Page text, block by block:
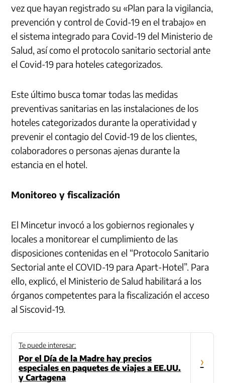
vez que hayan registrado su «Plan para la vigilancia,
prevención y control de Covid-19 en el trabajo» en
el sistema integrado para Covid-19 del Ministerio de
Salud, así como el protocolo sanitario sectorial ante
el Covid-19 para hoteles categorizados.
Este último busca tomar todas las medidas
preventivas sanitarias en las instalaciones de los
hoteles categorizados durante la operatividad y
prevenir el contagio del Covid-19 de los clientes,
colaboradores o personas ajenas durante la
estancia en el hotel.
Monitoreo y fiscalización
El Mincetur invocó a los gobiernos regionales y
locales a monitorear el cumplimiento de las
disposiciones contenidas en el “Protocolo Sanitario
Sectorial ante el COVID-19 para Apart-Hotel”. Para
ello, explicó, el Ministerio de Salud habilitará a los
órganos competentes para la fiscalización el acceso
al Siscovid-19.
Te puede interesar:
Por el Día de la Madre hay precios
especiales en paquetes de viajes a EE.UU.
y Cartagena
›